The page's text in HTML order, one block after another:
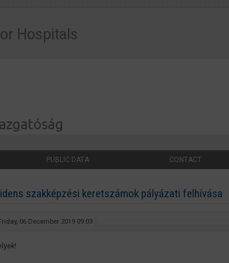
PUBLIC DATA CONTACT
Hospitals
szakképzési keretszámok pályázati felhívása
06 December 2019 09:03